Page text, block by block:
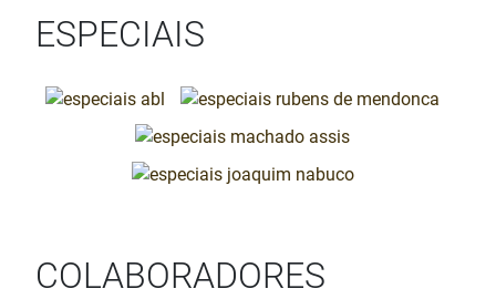
ESPECIAIS
COLABORADORES